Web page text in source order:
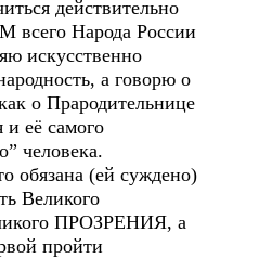
действительно
Народа России
искусственно
а говорю о
о Прародительнице
и её самого
человека.
обязана (ей суждено)
Великого
ПРОЗРЕНИЯ, а
пройти